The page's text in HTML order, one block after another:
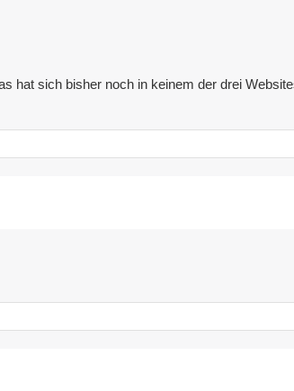
hat sich bisher noch in keinem der drei